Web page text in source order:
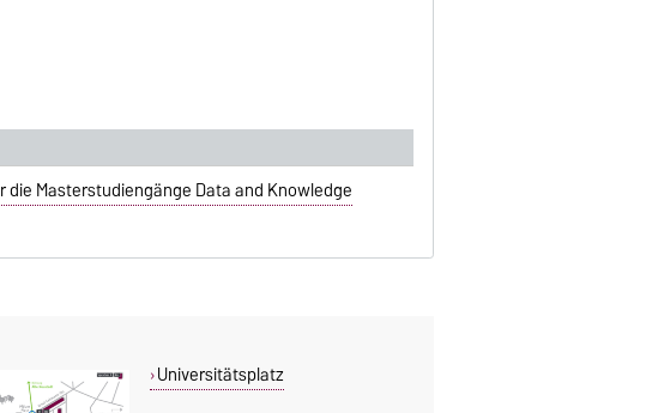
Masterstudiengänge Data and Knowledge
Universitätsplatz